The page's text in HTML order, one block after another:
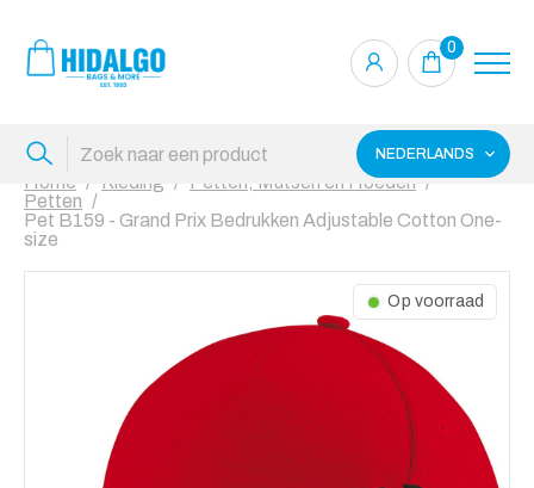
0
NEDERLANDS
Home Kleding
Petten, Mutsen en Hoeden
Petten
Pet B159 - Grand Prix Bedrukken Adjustable Cotton One-
size
Op voorraad